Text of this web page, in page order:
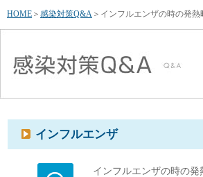
HOME ＞ 感染対策Q&A ＞ インフルエンザの時の発
インフルエンザ
インフルエンザの時の